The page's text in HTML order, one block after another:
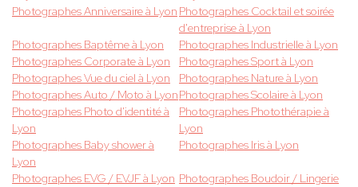
Photographes Anniversaire à Lyon Photographes Cocktail et soirée
d'entreprise à Lyon
Photographes Baptême à Lyon
Photographes Industrielle à Lyon
Photographes Corporate à Lyon
Photographes Sport à Lyon
Photographes Vue du ciel à Lyon
Photographes Nature à Lyon
Photographes Auto / Moto à LyonPhotographes Scolaire à Lyon
Photographes Photo d'identité à
Lyon
Photographes Photothérapie à
Lyon
Photographes Baby shower à
Lyon
Photographes Iris à Lyon
Photographes EVG / EVJF à Lyon Photographes Boudoir / Lingerie